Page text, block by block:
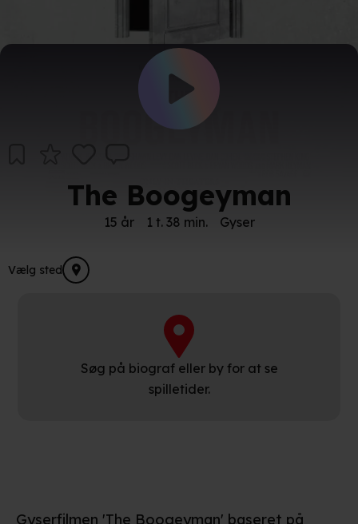
The Boogeyman
15 år 1 t. 38 min. Gyser
Vælg sted
Søg på biograf eller by for at se
spilletider.
Gyserfilmen 'The Boogeyman' baseret på